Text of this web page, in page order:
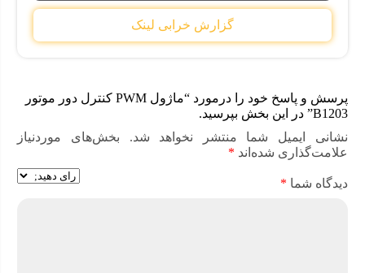
عملکرد مطلوب در محدوده وسیع ولتاژ ورودی
دارای دو ورودی PWM برای کنترل سرعت و جهت موتور
حفاظت در برابر جریان اضافه برای جلوگیری از آسیب به
درایور موتور و موتور در صورت اضافه بار جریان
دارای محافظ حرارتی است برای جلوگیری از آسیب به
درایور موتور و موتور در صورت اضافه بار حرارتی
سازگار با انواع میکروکنترلرها و بردهای توسعه مانند AVR،
گزارش خرابی لینک
پرسش و پاسخ خود را درمورد “ماژول PWM کنترل دور موتور
B1203” در این بخش بپرسید.
نشانی ایمیل شما منتشر نخواهد شد.
بخش‌های موردنیاز
علامت‌گذاری شده‌اند *
دیدگاه شما *